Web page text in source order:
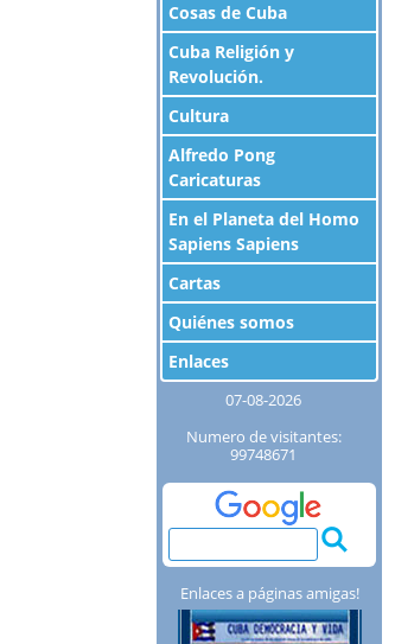
Cosas de Cuba
Cuba Religión y
Revolución.
Cultura
Alfredo Pong
Caricaturas
En el Planeta del Homo
Sapiens Sapiens
Cartas
Quiénes somos
Enlaces
07-08-2026
Numero de visitantes:
99748671
Enlaces a páginas amigas!